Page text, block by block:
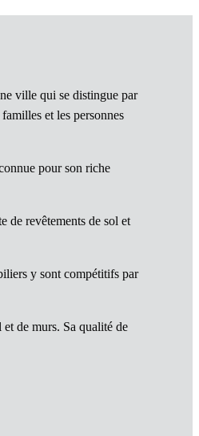
ville qui se distingue par
et les personnes
pour son riche
de revêtements de sol et
y sont compétitifs par
et de murs. Sa qualité de